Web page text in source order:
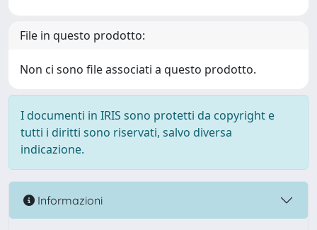
File in questo prodotto:
Non ci sono file associati a questo prodotto.
I documenti in IRIS sono protetti da copyright e
tutti i diritti sono riservati, salvo diversa
indicazione.
Informazioni